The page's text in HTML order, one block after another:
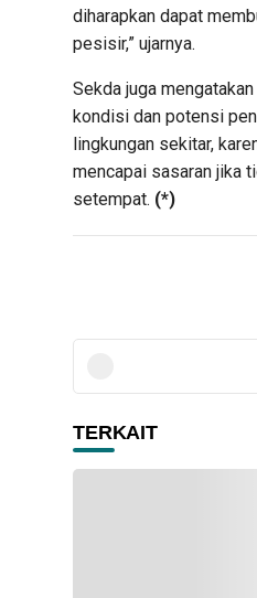
diharapkan dapat
pesisir,” ujarnya.
Sekda juga
kondisi dan potensi
lingkungan sekitar,
mencapai sasaran jika
setempat. (*)
TERKAIT